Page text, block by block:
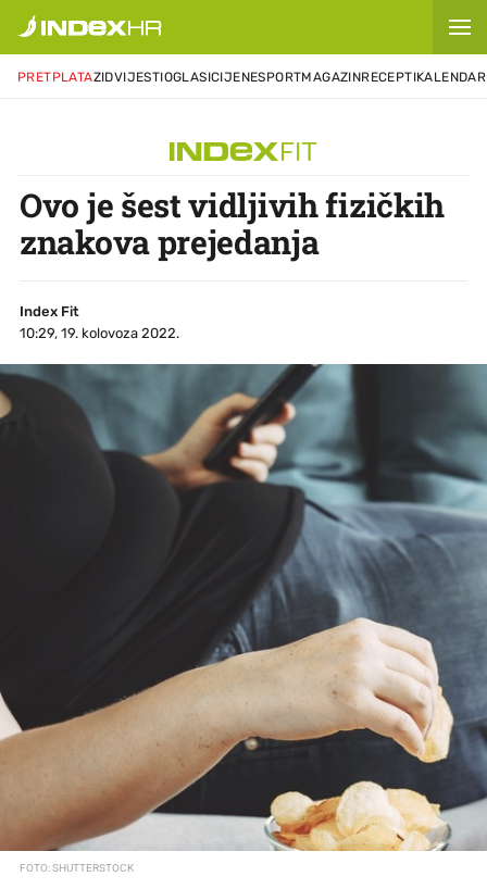
PRETPLATAZIDVIJESTIOGLASICIJENESPORTMAGAZINRECEPTIKALENDAR
Ovo je šest vidljivih fizičkih
znakova prejedanja
Index Fit
10:29, 19. kolovoza 2022.
FOTO: SHUTTERSTOCK